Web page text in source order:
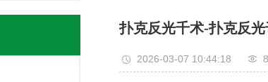
扑克反光千术-扑克反
2026-03-07 10:44:18